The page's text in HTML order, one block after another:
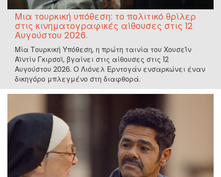
Μια τουρκική υπόθεση: το πολιτικό θρίλερ
στις κινηματογραφικές αίθουσες στις 12
Αυγούστου 2026.
Μία Τουρκική Υπόθεση, η πρώτη ταινία του Χουσεΐν
Αϊντίν Γκιρσοϊ, βγαίνει στις αίθουσες στις 12
Αυγούστου 2026. Ο Λιόνελ Ερντογάν ενσαρκώνει έναν
δικηγόρο μπλεγμένο στη διαφθορά.